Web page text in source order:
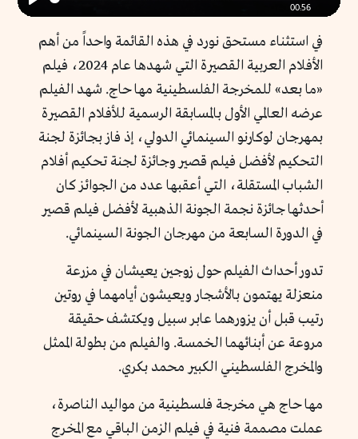
Play
00:56
في استثناء مستحق نورد في هذه القائمة واحداً من أهم
الأفلام العربية القصيرة التي شهدها عام 2024، فيلم
«ما بعد» للمخرجة الفلسطينية مها حاج. شهد الفيلم
عرضه العالمي الأول بالمسابقة الرسمية للأفلام القصيرة
بمهرجان لوكارنو السينمائي الدولي، إذ فاز بجائزة لجنة
التحكيم لأفضل فيلم قصير وجائزة لجنة تحكيم أفلام
الشباب المستقلة، التي أعقبها عدد من الجوائز كان
أحدثها جائزة نجمة الجونة الذهبية لأفضل فيلم قصير
في الدورة السابعة من مهرجان الجونة السينمائي.
تدور أحداث الفيلم حول زوجين يعيشان في مزرعة
منعزلة يهتمون بالأشجار ويعيشون أيامهما في روتين
رتيب قبل أن يزورهما عابر سبيل ويكتشف حقيقة
مروعة عن أبنائهما الخمسة. والفيلم من بطولة الممثل
والمخرج الفلسطيني الكبير محمد بكري.
مها حاج هي مخرجة فلسطينية من مواليد الناصرة،
عملت مصممة فنية في فيلم الزمن الباقي مع المخرج